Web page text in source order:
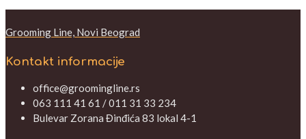
Grooming Line, Novi Beograd
Kontakt informacije
office@groomingline.rs
063 111 41 61 / 011 31 33 234
Bulevar Zorana Đinđića 83 lokal 4-1